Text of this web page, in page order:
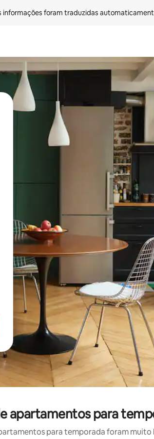
informações foram traduzidas
usando as seta para cima e para baixo do
apartamentos para
para temporada foram